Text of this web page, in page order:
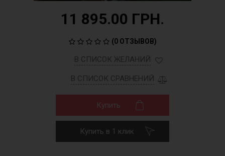
11 895.00 ГРН.
(0 ОТЗЫВОВ)
В СПИСОК ЖЕЛАНИЙ
В СПИСОК СРАВНЕНИЙ
Купить
Купить в 1 клик